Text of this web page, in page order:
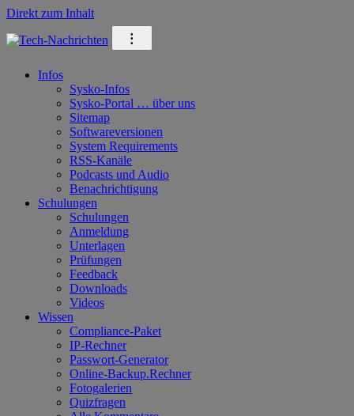
Direkt zum Inhalt
⁝
Infos
Sysko-Infos
Sysko-Portal … über uns
Sitemap
Softwareversionen
System Requirements
RSS-Kanäle
Podcasts und Audio
Benachrichtigung
Schulungen
Schulungen
Anmeldung
Unterlagen
Prüfungen
Feedback
Downloads
Videos
Wissen
Compliance-Paket
IP-Rechner
Passwort-Generator
Online-Backup.Rechner
Fotogalerien
Quizfragen